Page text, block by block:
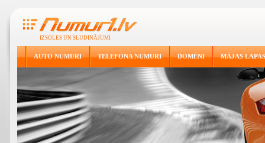
IZSOLES UN SLUDINĀJUMI
AUTO NUMURI TELEFONA NUMURI DOMĒNI MĀJAS LAPAS